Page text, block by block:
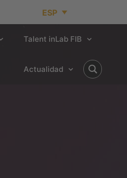
ESP
Talent inLab FIB
Actualidad